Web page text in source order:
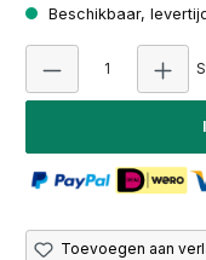
Beschikbaar,
Toevoegen aan